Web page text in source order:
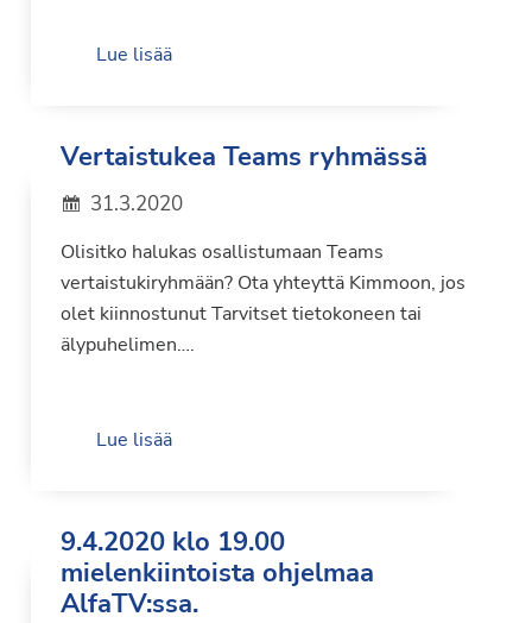
Lue lisää
Vertaistukea Teams ryhmässä
31.3.2020
Olisitko halukas osallistumaan Teams
vertaistukiryhmään? Ota yhteyttä Kimmoon, jos
olet kiinnostunut Tarvitset tietokoneen tai
älypuhelimen….
Lue lisää
9.4.2020 klo 19.00
mielenkiintoista ohjelmaa
AlfaTV:ssa.